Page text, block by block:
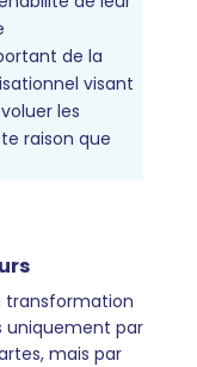
de la
visant
les
raison que
transformation
uniquement par
mais par